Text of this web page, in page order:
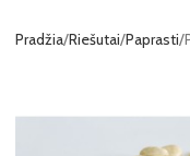
Pradžia Riešutai Paprasti